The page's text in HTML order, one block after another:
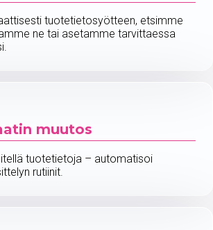
tuotetietosyötteen, etsimme
ne tai asetamme tarvittaessa
muutos
tuotetietoja – automatisoi
rutiinit.